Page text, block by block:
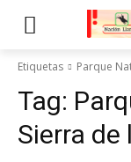
Etiquetas Parque
Tag:
Sierra de